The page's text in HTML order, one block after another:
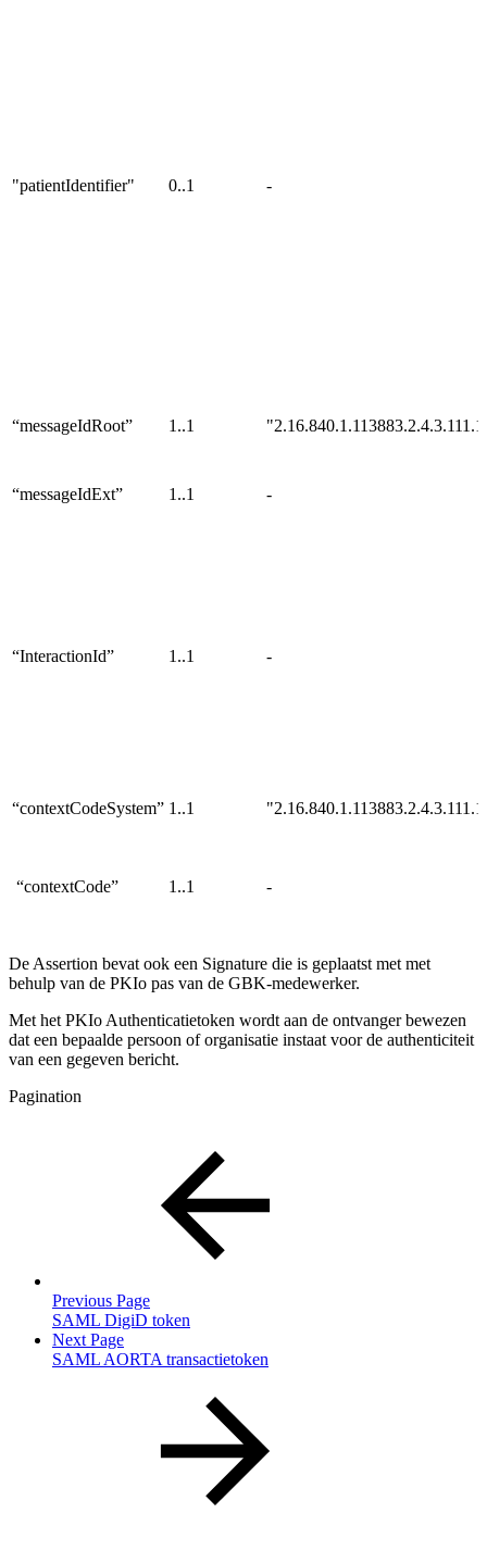
"patientIdentifier" 0..1 -
“messageIdRoot” 1..1
“messageIdExt” 1..1 -
“InteractionId” 1..1 -
“contextCodeSystem” 1..1
“contextCode” 1..1 -
De Assertion bevat ook een Signature die is geplaatst met met
behulp van de PKIo pas van de GBK-medewerker.
Met het PKIo Authenticatietoken wordt aan de ontvanger bewezen
dat een bepaalde persoon of organisatie instaat voor de authenticiteit
van een gegeven bericht.
Pagination
Previous Page
SAML DigiD token
Next Page
SAML AORTA transactietoken